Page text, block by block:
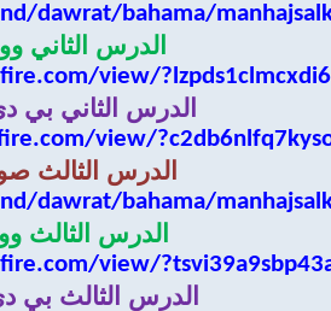
dawrat/bahama/
الدرس الثاني
view/
الدرس الثاني بي
view/
الدرس الثالث
dawrat/bahama/
الدرس الثالث
view/
الدرس الثالث بي